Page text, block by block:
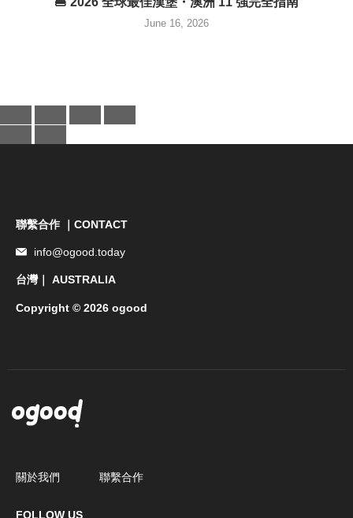
June 16, 2026
聯繫合作 ｜CONTACT
info@ogood.today
台灣｜ AUSTRALIA
Copyright © 2026 ogood
關於我們 聯繫合作
FOLLOW US